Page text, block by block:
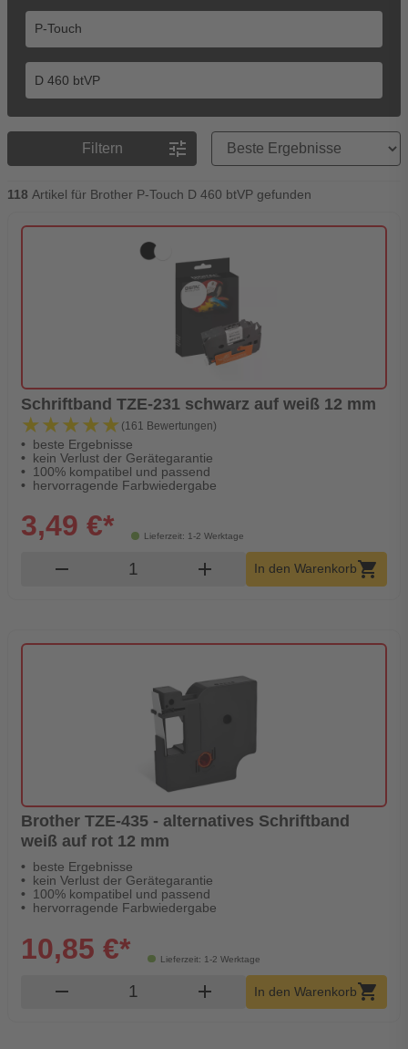
Filtern tune
Preisreihenfolge
118 Artikel für Brother P-Touch D 460 btVP gefunden
Schriftband TZE-231 schwarz auf weiß 12 mm
★★★★★
★★★★★ (161 Bewertungen)
beste Ergebnisse
kein Verlust der Gerätegarantie
100% kompatibel und passend
hervorragende Farbwiedergabe
Lieferzeit: 1-2 Werktage
3,49 €*
remove Produkt Warenkorb Menge
add In den Warenkorbshopping_cart
Brother TZE-435 - alternatives Schriftband
weiß auf rot 12 mm
beste Ergebnisse
kein Verlust der Gerätegarantie
100% kompatibel und passend
hervorragende Farbwiedergabe
Lieferzeit: 1-2 Werktage
10,85 €*
remove Produkt Warenkorb Menge
add In den Warenkorb shopping_cart